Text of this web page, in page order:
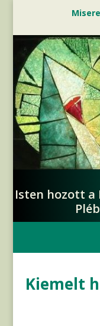
Isten hozott a
Kiemelt